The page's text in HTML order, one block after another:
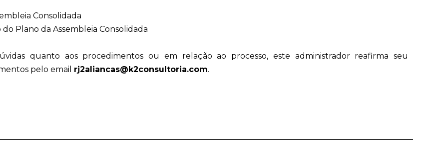
Consolidada
Plano da Assembleia Consolidada
quanto aos procedimentos ou em relação ao processo, este administrador reafirma seu
pelo email rj2aliancas@k2consultoria.com.